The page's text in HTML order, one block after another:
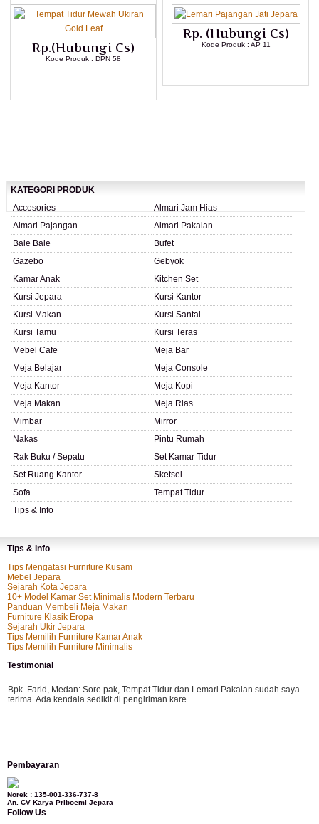
Rp.(Hubungi Cs)
Kode Produk : DPN 58
Rp. (Hubungi Cs)
Kode Produk : AP 11
KATEGORI PRODUK
Accesories
Almari Jam Hias
Almari Pajangan
Almari Pakaian
Bale Bale
Bufet
Gazebo
Gebyok
Kamar Anak
Kitchen Set
Kursi Jepara
Kursi Kantor
Kursi Makan
Kursi Santai
Kursi Tamu
Kursi Teras
Mebel Cafe
Meja Bar
Meja Belajar
Meja Console
Meja Kantor
Meja Kopi
Meja Makan
Meja Rias
Mimbar
Mirror
Nakas
Pintu Rumah
Rak Buku / Sepatu
Set Kamar Tidur
Set Ruang Kantor
Sketsel
Sofa
Tempat Tidur
Tips & Info
Tips & Info
Tips Mengatasi Furniture Kusam
Mebel Jepara
Sejarah Kota Jepara
10+ Model Kamar Set Minimalis Modern Terbaru
Panduan Membeli Meja Makan
Furniture Klasik Eropa
Sejarah Ukir Jepara
Tips Memilih Furniture Kamar Anak
Tips Memilih Furniture Minimalis
Testimonial
Bpk. Farid, Medan: Sore pak, Tempat Tidur dan Lemari Pakaian sudah saya
terima. Ada kendala sedikit di pengiriman kare...
kursi teras saya sudah saya terima dan p...
Pembayaran
Norek : 135-001-336-737-8
An. CV Karya Priboemi Jepara
Follow Us